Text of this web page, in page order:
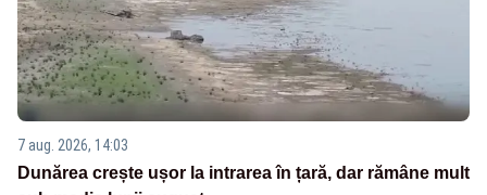
7 aug. 2026, 14:03
Dunărea crește ușor la intrarea în țară, dar rămâne mult